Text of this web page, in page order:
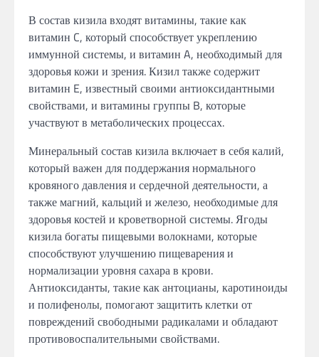
В состав кизила входят витамины, такие как
витамин C, который способствует укреплению
иммунной системы, и витамин A, необходимый для
здоровья кожи и зрения. Кизил также содержит
витамин E, известный своими антиоксидантными
свойствами, и витамины группы B, которые
участвуют в метаболических процессах.
Минеральный состав кизила включает в себя калий,
который важен для поддержания нормального
кровяного давления и сердечной деятельности, а
также магний, кальций и железо, необходимые для
здоровья костей и кроветворной системы. Ягоды
кизила богаты пищевыми волокнами, которые
способствуют улучшению пищеварения и
нормализации уровня сахара в крови.
Антиоксиданты, такие как антоцианы, каротиноиды
и полифенолы, помогают защитить клетки от
повреждений свободными радикалами и обладают
противовоспалительными свойствами.